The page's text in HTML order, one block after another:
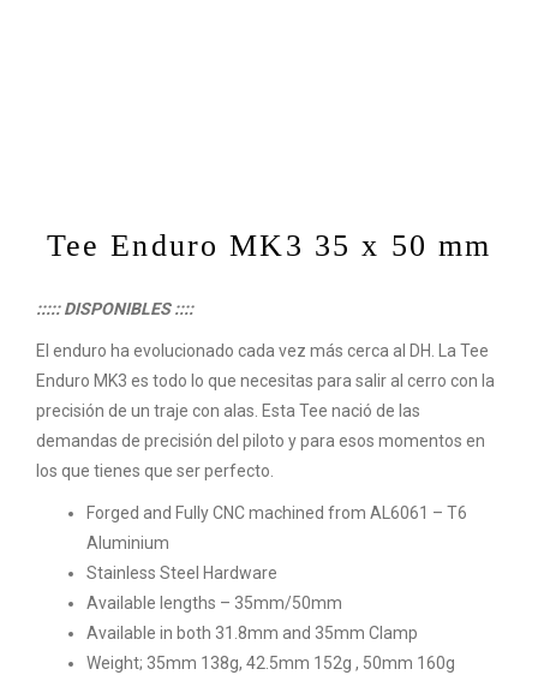
Tee Enduro MK3 35 x 50 mm
::::: DISPONIBLES ::::
El enduro ha evolucionado cada vez más cerca al DH. La Tee
Enduro MK3 es todo lo que necesitas para salir al cerro con la
precisión de un traje con alas. Esta Tee nació de las
demandas de precisión del piloto y para esos momentos en
los que tienes que ser perfecto.
Forged and Fully CNC machined from AL6061 – T6
Aluminium
Stainless Steel Hardware
Available lengths – 35mm/50mm
Available in both 31.8mm and 35mm Clamp
Weight; 35mm 138g, 42.5mm 152g , 50mm 160g